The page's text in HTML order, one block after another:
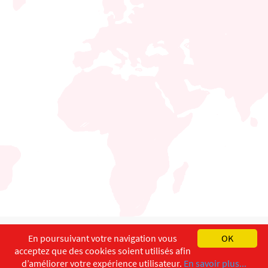
English Français
Copyright ©ISEC-AdW Aspects légaux
OK
En poursuivant votre navigation vous
acceptez que des cookies soient utilisés afin
d’améliorer votre expérience utilisateur. En savoir plus...